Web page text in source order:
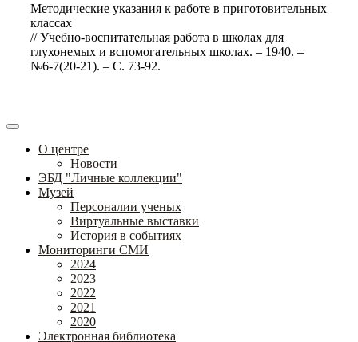
Методические указания к работе в приготовительных
классах
// Учебно-воспитательная работа в школах для
глухонемых и вспомогательных школах. – 1940. –
№6-7(20-21). – С. 73-92.
О центре
Новости
ЭБД "Личные коллекции"
Музей
Персоналии ученых
Виртуальные выставки
История в событиях
Мониторинги СМИ
2024
2023
2022
2021
2020
Электронная библиотека